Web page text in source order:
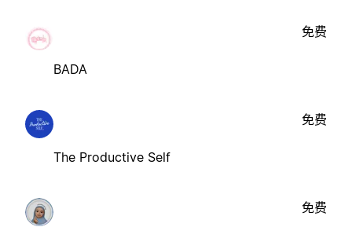
BADA
免费
The Productive Self
免费
免费